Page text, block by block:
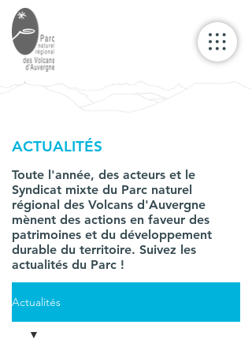
ACTUALITÉS
Toute l'année, des acteurs et le
Syndicat mixte du Parc naturel
régional des Volcans d'Auvergne
mènent des actions en faveur des
patrimoines et du développement
durable du territoire. Suivez les
actualités du Parc !
Actualités